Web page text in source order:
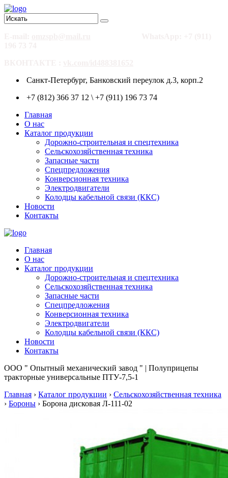
Санкт-Петербург, Банковский переулок д.3, корп.2
+7 (812) 366 37 12 \ +7 (911) 196 73 74
Главная
О нас
Каталог продукции
Дорожно-строительная и спецтехника
Сельскохозяйственная техника
Запасные части
Спецпредложения
Конверсионная техника
Электродвигатели
Колодцы кабельной связи (ККС)
Новости
Контакты
Главная
О нас
Каталог продукции
Дорожно-строительная и спецтехника
Сельскохозяйственная техника
Запасные части
Спецпредложения
Конверсионная техника
Электродвигатели
Колодцы кабельной связи (ККС)
Новости
Контакты
ООО " Опытный механический завод " | Полуприцепы
тракторные универсальные ПТУ-7,5-1
Главная › Каталог продукции › Сельскохозяйственная техника
› Бороны › Борона дисковая Л-111-02